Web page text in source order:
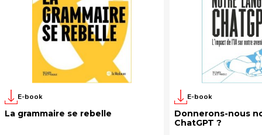
E-book
La grammaire se rebelle
E-book
Donnerons-nous
ChatGPT ?